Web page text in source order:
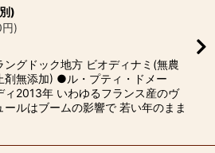
絞り込む
)
円)
グドック地方 ビオディナミ(無農
剤無添加) ●ル・プティ・ドメー
ィ2013年 いわゆるフランス産のヴ
ールはブームの影響で 若い年のまま